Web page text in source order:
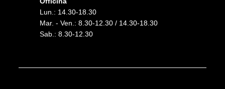
Lun.: 14.30-18.30
Mar. - Ven.: 8.30-12.30 / 14.30-18.30
Sab.: 8.30-12.30